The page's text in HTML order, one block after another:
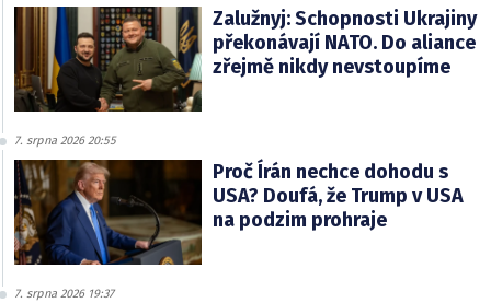
Zalužnyj: Schopnosti Ukrajiny
překonávají NATO. Do aliance
zřejmě nikdy nevstoupíme
7. srpna 2026 20:55
Proč Írán nechce dohodu s
USA? Doufá, že Trump v USA
na podzim prohraje
7. srpna 2026 19:37